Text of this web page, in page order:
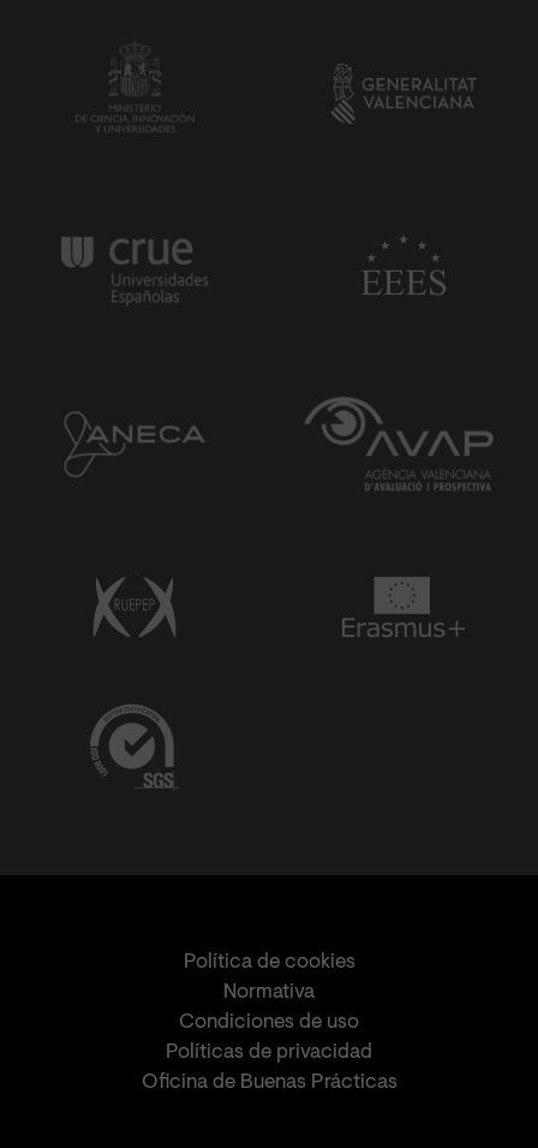
Política de cookies
Normativa
Condiciones de uso
Políticas de privacidad
Oficina de Buenas Prácticas